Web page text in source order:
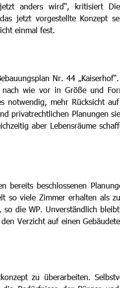
anders wird“, kritisiert
jetzt vorgestellte Konzept
einmal fest.
Nr. 44
nach wie vor in Größe und
notwendig, mehr Rücksicht
privatrechtlichen Planungen
aber Lebensräume
beschlossenen
so viele Zimmer erhalten als
die WP. Unverständlich
Verzicht auf einen
zu überarbeiten.